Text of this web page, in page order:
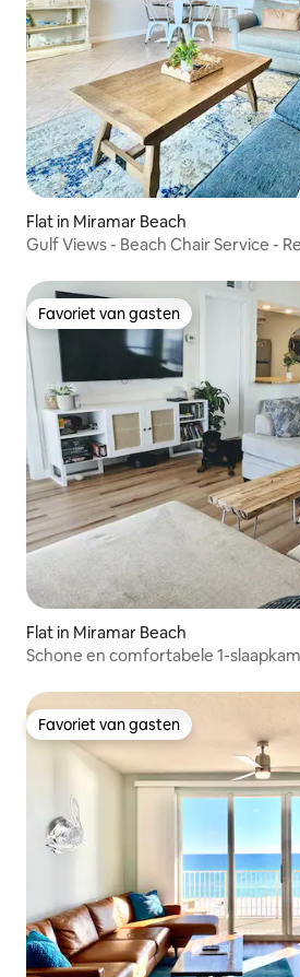
Flat in Miramar Beach
Gulf Views - Beach Chair Service -
Favoriet van gasten
Favoriet van gasten
Flat in Miramar Beach
Schone en comfortabele 1-
Favoriet van gasten
Favoriet van gasten